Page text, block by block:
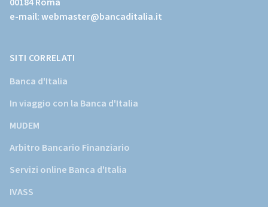
istituzionale
della
e-mail:webmaster@bancaditalia.it
SITI CORRELATI
Banca d'Italia
In viaggio con la Banca d'Italia
MUDEM
Arbitro Bancario Finanziario
Servizi online Banca d'Italia
IVASS